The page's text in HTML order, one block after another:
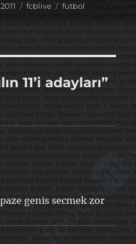
Kategoriler
fcblive Etiketler
futbol
11’i adayları”
genis secmek zor